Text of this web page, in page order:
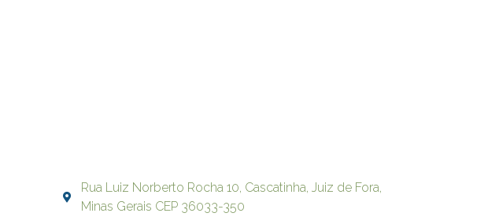
Rua Luiz Norberto Rocha 10, Cascatinha, Juiz de Fora,
Minas Gerais CEP 36033-350